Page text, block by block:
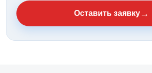
Оставить заявку→